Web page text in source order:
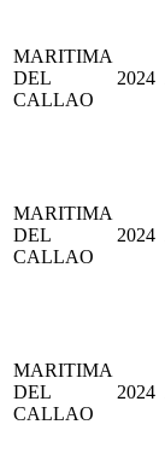
MARITIMA
DEL
CALLAO
2024
MARITIMA
DEL
CALLAO
2024
MARITIMA
DEL
CALLAO
2024